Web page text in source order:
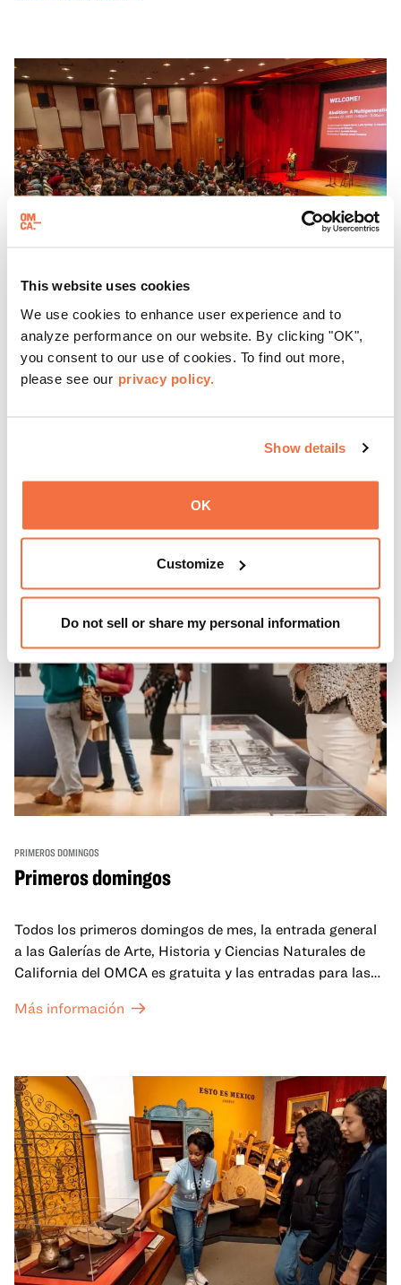
This website uses cookies
We use cookies to enhance user experience and to
analyze performance on our website. By clicking "OK",
you consent to our use of cookies. To find out more,
please see our privacy policy.
Show details
OK
Customize
Do not sell or share my personal information
TERCER DOMINGO
Domingos destacados
una serie de conversaciones,
californianos.
PRIMEROS DOMINGOS
Primeros domingos
Todos los primeros domingos de mes, la entrada general
a las Galerías de Arte, Historia y Ciencias Naturales de
California del OMCA es gratuita y las entradas para las
a un precio reducido de 6 $.
Más información